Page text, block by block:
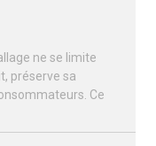
ne se limite
préserve sa
Ce